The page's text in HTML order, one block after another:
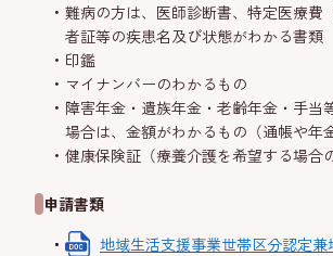
難病の方は、医師診断書、特定医療費
者証等の疾患名及び状態がわかる書類
印鑑
マイナンバーのわかるもの
障害年金・遺族年金・老齢年金・手当
場合は、金額がわかるもの（通帳や年
健康保険証（療養介護を希望する場合
申請書類
地域生活支援事業世帯区分認定